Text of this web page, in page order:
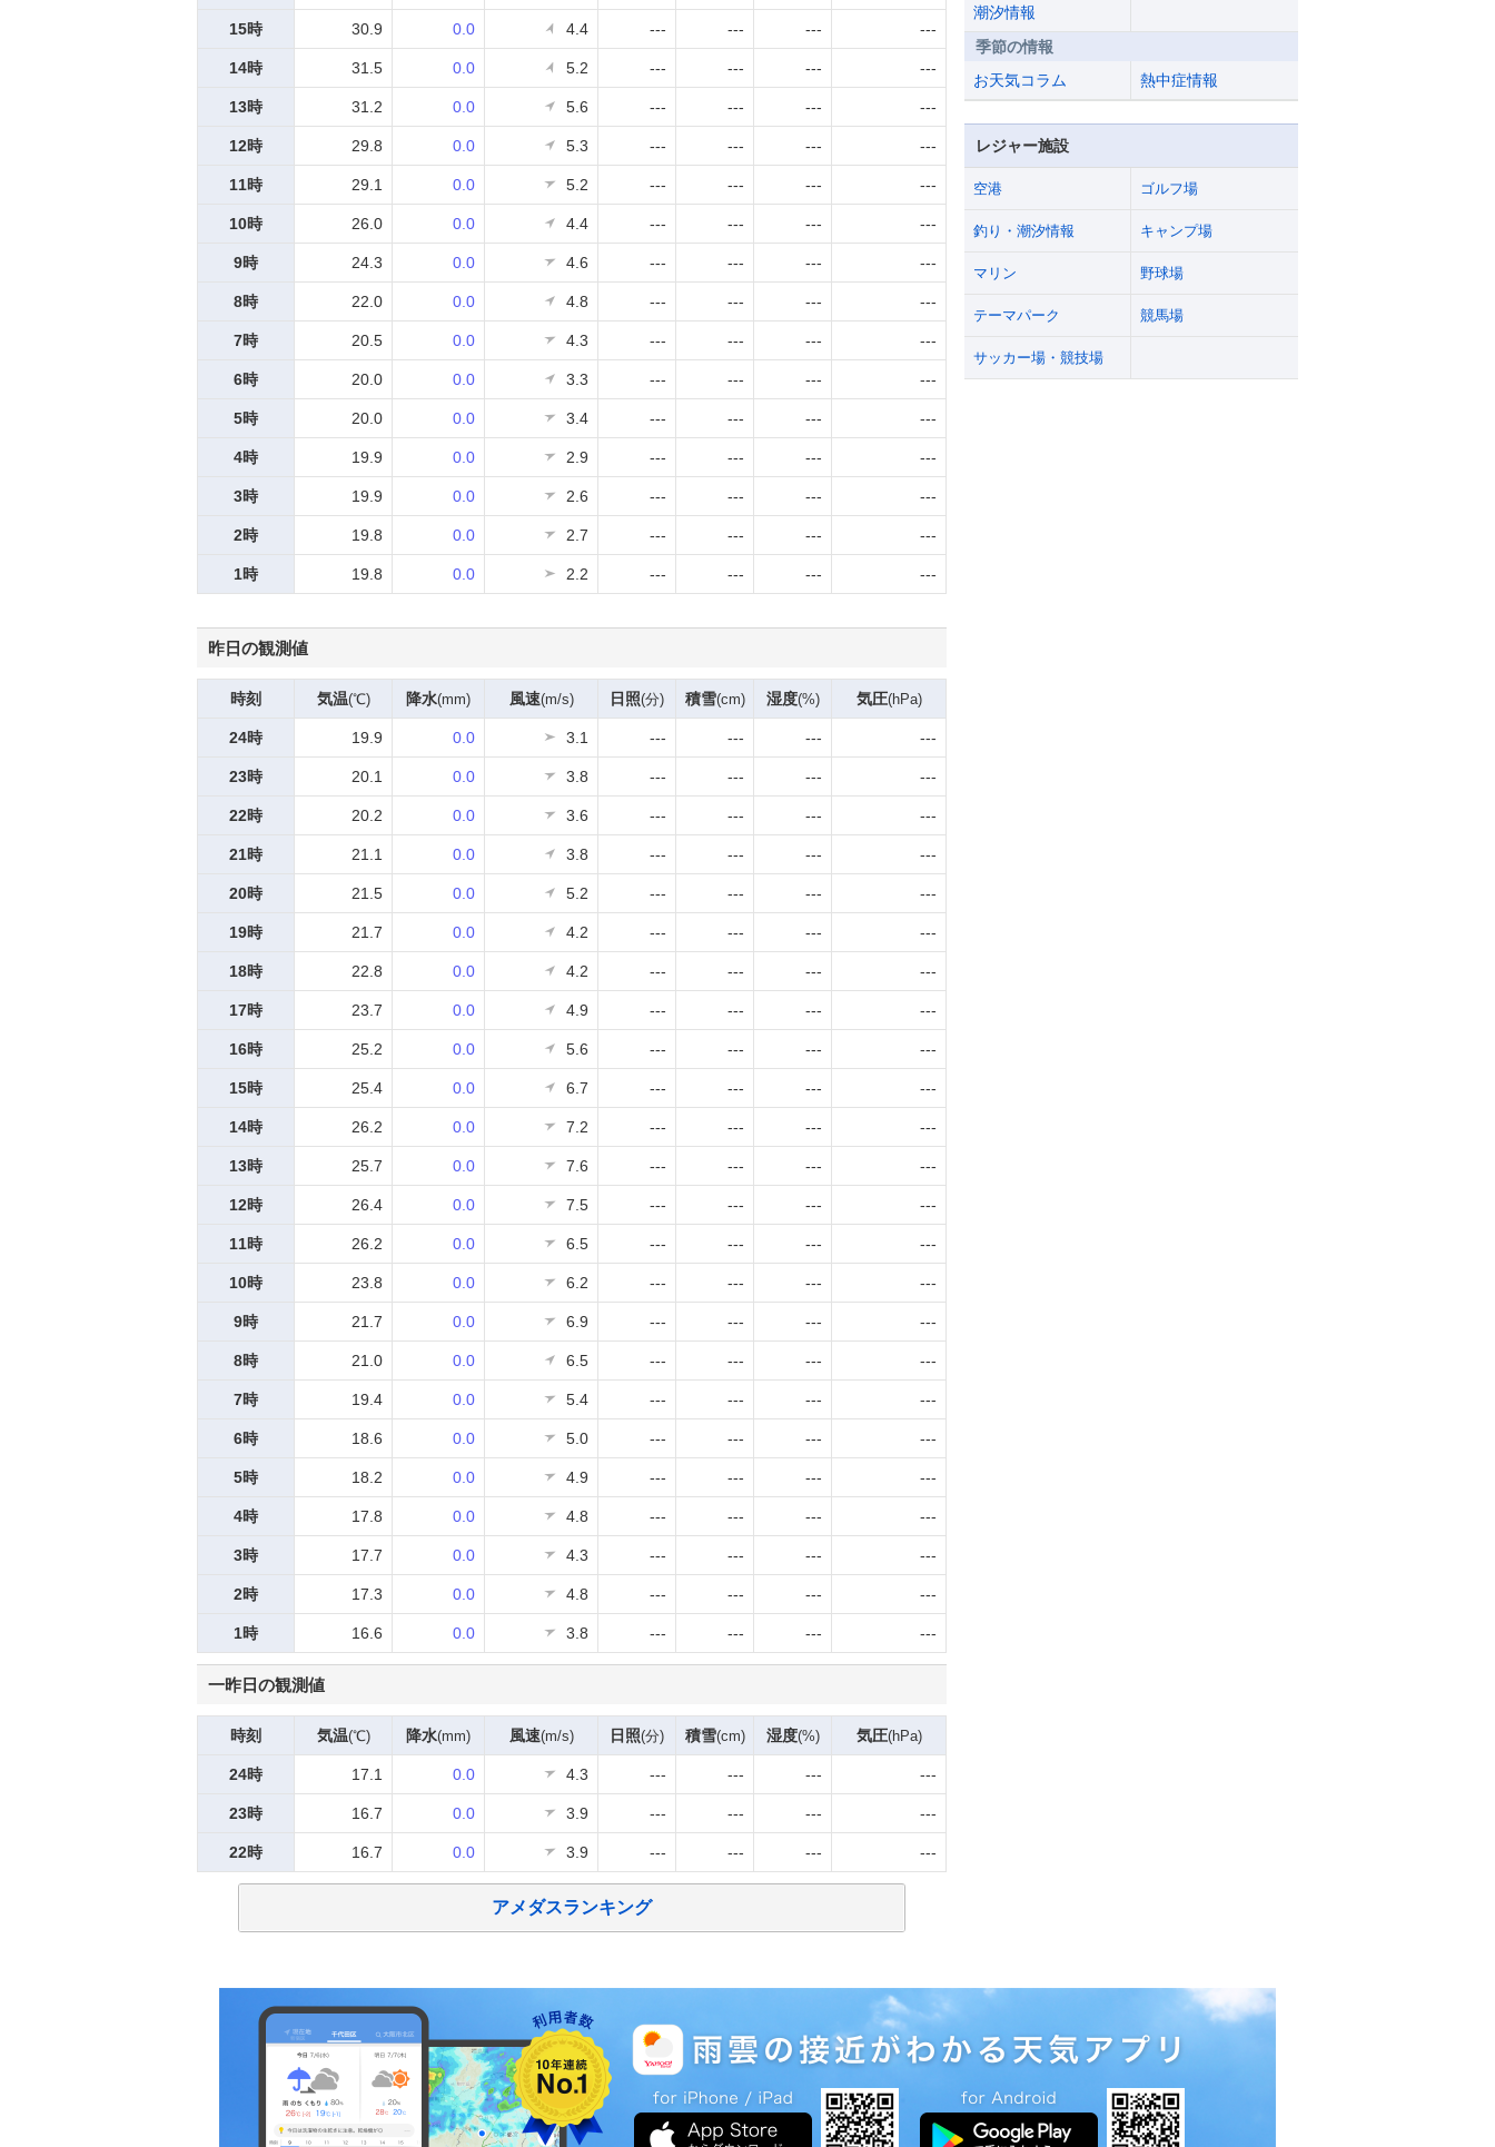
15時 30.9 0.0 4.4 --- --- --- ---
14時 31.5 0.0 5.2 --- --- --- ---
13時 31.2 0.0 5.6 --- --- --- ---
12時 29.8 0.0 5.3 --- --- --- ---
11時 29.1 0.0 5.2 --- --- --- ---
10時 26.0 0.0 4.4 --- --- --- ---
9時 24.3 0.0 4.6 --- --- --- ---
8時 22.0 0.0 4.8 --- --- --- ---
7時 20.5 0.0 4.3 --- --- --- ---
6時 20.0 0.0 3.3 --- --- --- ---
5時 20.0 0.0 3.4 --- --- --- ---
4時 19.9 0.0 2.9 --- --- --- ---
3時 19.9 0.0 2.6 --- --- --- ---
2時 19.8 0.0 2.7 --- --- --- ---
1時 19.8 0.0 2.2 --- --- --- ---
昨日の観測値
時刻 気温(℃) 降水(mm) 風速(m/s) 日照(分) 積雪(cm) 湿度(%) 気圧(hPa)
24時 19.9 0.0 3.1 --- --- --- ---
23時 20.1 0.0 3.8 --- --- --- ---
22時 20.2 0.0 3.6 --- --- --- ---
21時 21.1 0.0 3.8 --- --- --- ---
20時 21.5 0.0 5.2 --- --- --- ---
19時 21.7 0.0 4.2 --- --- --- ---
18時 22.8 0.0 4.2 --- --- --- ---
17時 23.7 0.0 4.9 --- --- --- ---
16時 25.2 0.0 5.6 --- --- --- ---
15時 25.4 0.0 6.7 --- --- --- ---
14時 26.2 0.0 7.2 --- --- --- ---
13時 25.7 0.0 7.6 --- --- --- ---
12時 26.4 0.0 7.5 --- --- --- ---
11時 26.2 0.0 6.5 --- --- --- ---
10時 23.8 0.0 6.2 --- --- --- ---
9時 21.7 0.0 6.9 --- --- --- ---
8時 21.0 0.0 6.5 --- --- --- ---
7時 19.4 0.0 5.4 --- --- --- ---
6時 18.6 0.0 5.0 --- --- --- ---
5時 18.2 0.0 4.9 --- --- --- ---
4時 17.8 0.0 4.8 --- --- --- ---
3時 17.7 0.0 4.3 --- --- --- ---
2時 17.3 0.0 4.8 --- --- --- ---
1時 16.6 0.0 3.8 --- --- --- ---
一昨日の観測値
時刻 気温(℃) 降水(mm) 風速(m/s) 日照(分) 積雪(cm) 湿度(%) 気圧(hPa)
24時 17.1 0.0 4.3 --- --- --- ---
23時 16.7 0.0 3.9 --- --- --- ---
22時 16.7 0.0 3.9 --- --- --- ---
アメダスランキング
潮汐情報
季節の情報
お天気コラム
熱中症情報
レジャー施設
空港 ゴルフ場
釣り・潮汐情報 キャンプ場
マリン 野球場
テーマパーク 競馬場
サッカー場・競技場